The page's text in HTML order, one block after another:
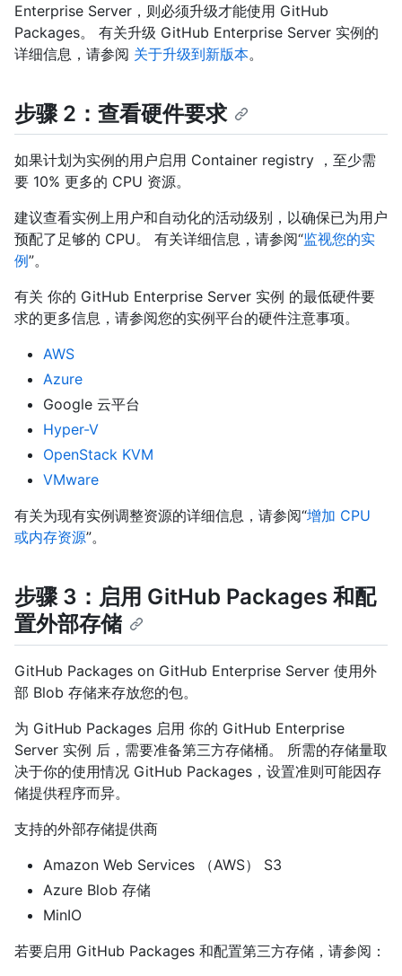
Enterprise Server，则必须升级才能使用 GitHub
Packages。 有关升级 GitHub Enterprise Server 实例的
详细信息，请参阅 关于升级到新版本。
步骤 2：查看硬件要求
如果计划为实例的用户启用 Container registry ，至少需
要 10% 更多的 CPU 资源。
建议查看实例上用户和自动化的活动级别，以确保已为用户
预配了足够的 CPU。 有关详细信息，请参阅“监视您的实
例”。
有关 你的 GitHub Enterprise Server 实例 的最低硬件要
求的更多信息，请参阅您的实例平台的硬件注意事项。
AWS
Azure
Google 云平台
Hyper-V
OpenStack KVM
VMware
有关为现有实例调整资源的详细信息，请参阅“增加 CPU
或内存资源”。
步骤 3：启用 GitHub Packages 和配
置外部存储
GitHub Packages on GitHub Enterprise Server 使用外
部 Blob 存储来存放您的包。
为 GitHub Packages 启用 你的 GitHub Enterprise
Server 实例 后，需要准备第三方存储桶。 所需的存储量取
决于你的使用情况 GitHub Packages，设置准则可能因存
储提供程序而异。
支持的外部存储提供商
Amazon Web Services （AWS） S3
Azure Blob 存储
MinIO
若要启用 GitHub Packages 和配置第三方存储，请参阅：